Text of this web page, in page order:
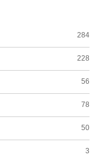
284
228
56
78
50
3